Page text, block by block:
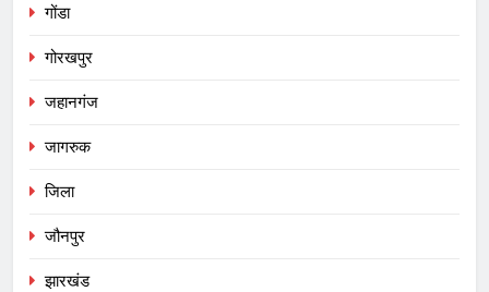
गोंडा
गोरखपुर
जहानगंज
जागरुक
जिला
जौनपुर
झारखंड